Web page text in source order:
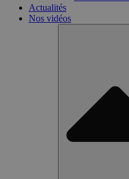
Actualités
Nos vidéos